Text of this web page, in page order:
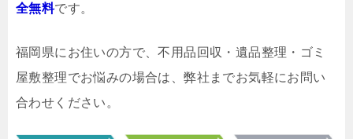
全無料です。
福岡県にお住いの方で、不用品回収・遺品整理・ゴミ
屋敷整理でお悩みの場合は、弊社までお気軽にお問い
合わせください。